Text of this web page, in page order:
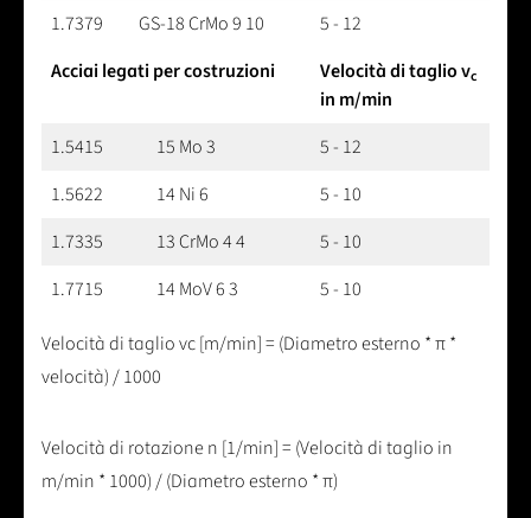
1.7379
GS-18 CrMo 9 10
5 - 12
Acciai legati per costruzioni
Velocità di taglio vc
in m/min
1.5415
15 Mo 3
5 - 12
1.5622
14 Ni 6
5 - 10
1.7335
13 CrMo 4 4
5 - 10
1.7715
14 MoV 6 3 5 - 10
Velocità di taglio vc [m/min] = (Diametro esterno * π *
velocità) / 1000
Velocità di rotazione n [1/min] = (Velocità di taglio in
m/min * 1000) / (Diametro esterno * π)